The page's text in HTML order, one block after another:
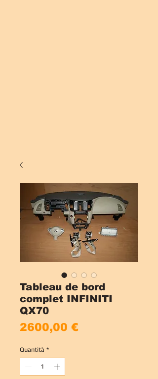
Tableau de bord
complet INFINITI
QX70
2600,00 €
Quantità *